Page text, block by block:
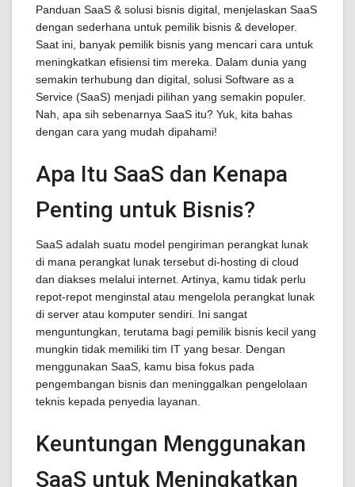
Panduan SaaS & solusi bisnis digital, menjelaskan SaaS
dengan sederhana untuk pemilik bisnis & developer.
Saat ini, banyak pemilik bisnis yang mencari cara untuk
meningkatkan efisiensi tim mereka. Dalam dunia yang
semakin terhubung dan digital, solusi Software as a
Service (SaaS) menjadi pilihan yang semakin populer.
Nah, apa sih sebenarnya SaaS itu? Yuk, kita bahas
dengan cara yang mudah dipahami!
Apa Itu SaaS dan Kenapa
Penting untuk Bisnis?
SaaS adalah suatu model pengiriman perangkat lunak
di mana perangkat lunak tersebut di-hosting di cloud
dan diakses melalui internet. Artinya, kamu tidak perlu
repot-repot menginstal atau mengelola perangkat lunak
di server atau komputer sendiri. Ini sangat
menguntungkan, terutama bagi pemilik bisnis kecil yang
mungkin tidak memiliki tim IT yang besar. Dengan
menggunakan SaaS, kamu bisa fokus pada
pengembangan bisnis dan meninggalkan pengelolaan
teknis kepada penyedia layanan.
Keuntungan Menggunakan
SaaS untuk Meningkatkan